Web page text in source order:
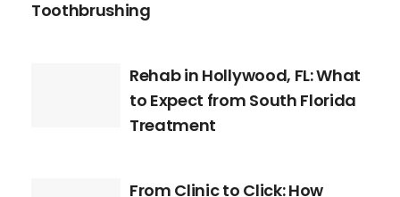
Toothbrushing
Rehab in Hollywood, FL: What
to Expect from South Florida
Treatment
From Clinic to Click: How